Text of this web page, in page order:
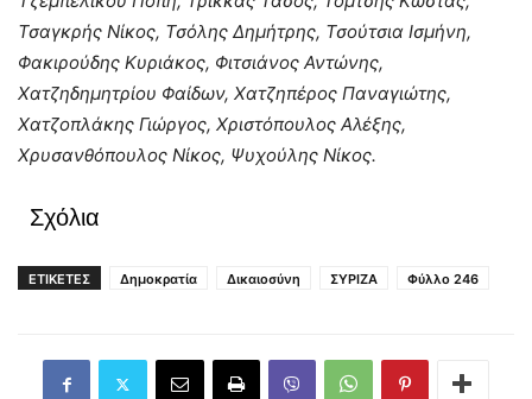
Τσαγκρής Νίκος, Τσόλης Δημήτρης, Τσούτσια Ισμήνη,
Φακιρούδης Κυριάκος, Φιτσιάνος Αντώνης,
Χατζηδημητρίου Φαίδων, Χατζηπέρος Παναγιώτης,
Χατζοπλάκης Γιώργος, Χριστόπουλος Αλέξης,
Χρυσανθόπουλος Νίκος, Ψυχούλης Νίκος.
Σχόλια
ΕΤΙΚΕΤΕΣ Δημοκρατία Δικαιοσύνη ΣΥΡΙΖΑ Φύλλο 246